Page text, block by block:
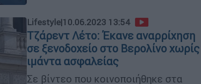
Lifestyle|10.06.2023 13:54
Τζάρεντ Λέτο: Έκανε αναρρίχηση
σε ξενοδοχείο στο Βερολίνο χωρίς
ιμάντα ασφαλείας
Σε βίντεο που κοινοποιήθηκε στα